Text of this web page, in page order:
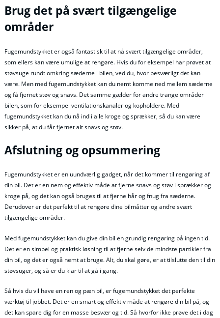
Brug det på svært tilgængelige
områder
Fugemundstykket er også fantastisk til at nå svært tilgængelige områder,
som ellers kan være umulige at rengøre. Hvis du for eksempel har prøvet at
støvsuge rundt omkring sæderne i bilen, ved du, hvor besværligt det kan
være. Men med fugemundstykket kan du nemt komme ned mellem sæderne
og få fjernet støv og snavs. Det samme gælder for andre trange områder i
bilen, som for eksempel ventilationskanaler og kopholdere. Med
fugemundstykket kan du nå ind i alle kroge og sprækker, så du kan være
sikker på, at du får fjernet alt snavs og støv.
Afslutning og opsummering
Fugemundstykket er en uundværlig gadget, når det kommer til rengøring af
din bil. Det er en nem og effektiv måde at fjerne snavs og støv i sprækker og
kroge på, og det kan også bruges til at fjerne hår og fnug fra sæderne.
Derudover er det perfekt til at rengøre dine bilmåtter og andre svært
tilgængelige områder.
Med fugemundstykket kan du give din bil en grundig rengøring på ingen tid.
Det er en simpel og praktisk løsning til at fjerne selv de mindste partikler fra
din bil, og det er også nemt at bruge. Alt, du skal gøre, er at tilslutte den til din
støvsuger, og så er du klar til at gå i gang.
Så hvis du vil have en ren og pæn bil, er fugemundstykket det perfekte
værktøj til jobbet. Det er en smart og effektiv måde at rengøre din bil på, og
det kan spare dig for en masse besvær og tid. Så hvorfor ikke prøve det i dag